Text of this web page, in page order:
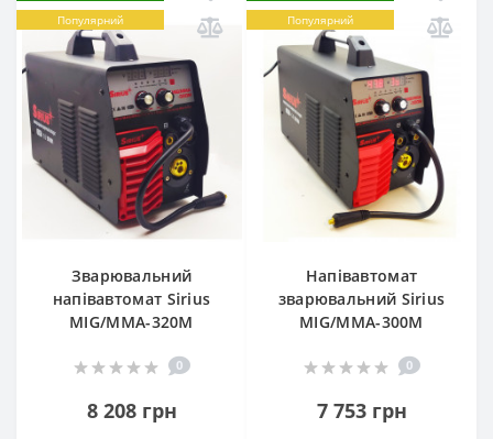
Популярний
Зварювальний
напівавтомат Sirius
MIG/MMA-320M
0
8 208 грн
Популярний
Напівавтомат
зварювальний Sirius
MIG/MMA-300M
0
7 753 грн